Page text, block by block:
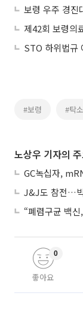
보령 우주 경진
제42회 보령의
#보령 #탁
노상우 기자의
GC녹십자,
좋아요
0